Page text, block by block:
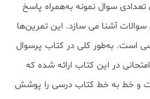
سوال نمونه به‌همراه پاسخ
آشنا می سازد. این تمرین‌ها
است. به‌طور کلی در کتاب پرسوال
2380 نمونه سوال امتحانی در این کتاب ارائه شده که
و خط به خط کتاب درسی را پوشش